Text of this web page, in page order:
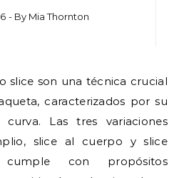
- By Mia Thornton
caracterizados por su
Las tres variaciones
slice al cuerpo y slice
con propósitos